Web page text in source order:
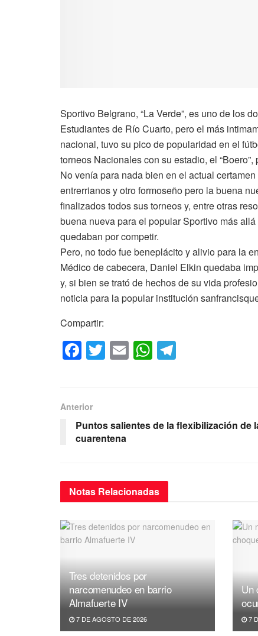
Sportivo Belgrano, “La Verde”, es uno de los
Estudiantes de Río Cuarto, pero el más
nacional, tuvo su pico de popularidad en el
torneos Nacionales con su estadio, el
No venía para nada bien en el actual
entrerrianos y otro formoseño pero la buena
finalizados todos sus torneos y, entre otras
buena nueva para el popular Sportivo más
quedaban por competir.
Pero, no todo fue beneplácito y alivio para la
Médico de cabecera, Daniel Elkin quedaba
y, si bien se trató de hechos de su vida
noticia para la popular institución
Compartir:
F
a
e
b
o
k
T
wi
E
m
W
h
A a
Anterior
Puntos salientes de la flexibilización de
cuarentena
Notas Relacionadas
Tres detenidos por
narcomenudeo en barrio
Almafuerte IV
7 DE AGOSTO DE 2026
Un
7